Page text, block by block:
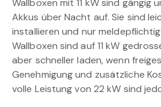
Wallboxen mit 11 kW sind gängig
Akkus über Nacht auf. Sie sind
installieren und nur
Wallboxen sind auf 11 kW
aber schneller laden, wenn
Genehmigung und zusätzliche
volle Leistung von 22 kW sind